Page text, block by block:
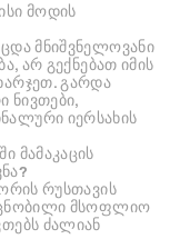
მოდის
მნიშვნელოვანი
არ გექნებათ იმის
გარდა
ნივთები,
იერსახის
მამაკაცის
რუსთავის
ცნობილი მსოფლიო
ძალიან